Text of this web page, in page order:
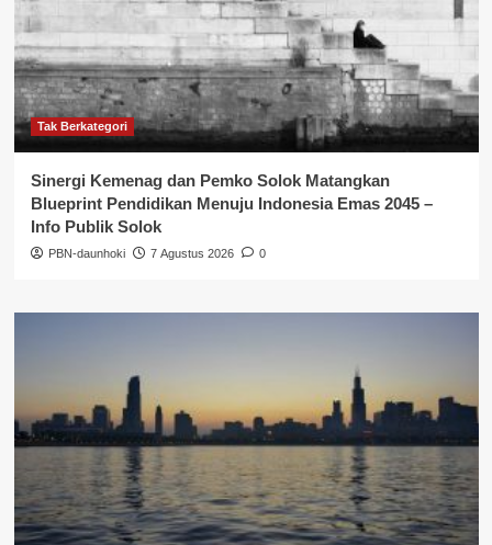
Tak Berkategori
Sinergi Kemenag dan Pemko Solok Matangkan
Blueprint Pendidikan Menuju Indonesia Emas 2045 –
Info Publik Solok
PBN-daunhoki 7 Agustus 2026 0